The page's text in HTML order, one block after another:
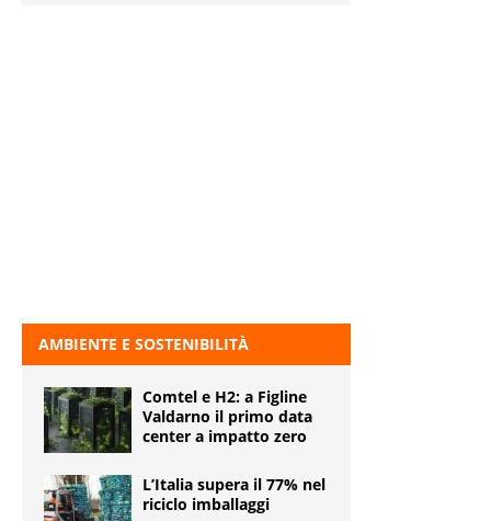
AMBIENTE E SOSTENIBILITÀ
Comtel e H2: a Figline
Valdarno il primo data
center a impatto zero
L’Italia supera il 77% nel
riciclo imballaggi